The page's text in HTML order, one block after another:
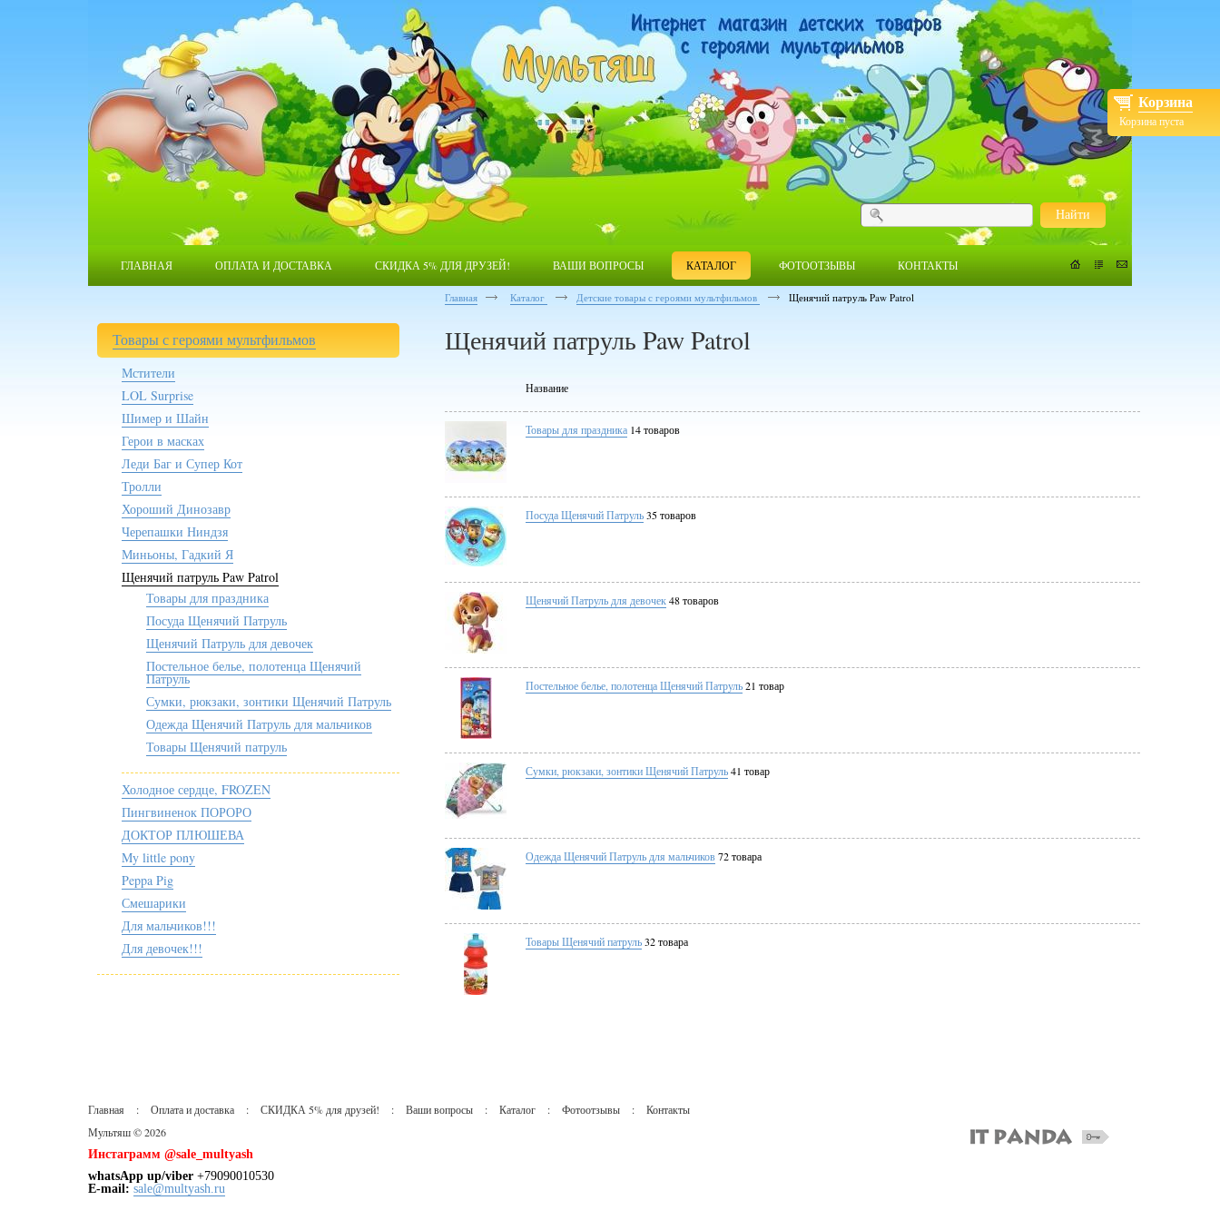
Найти
ГЛАВНАЯ ОПЛАТА И ДОСТАВКА СКИДКА 5% ДЛЯ ДРУЗЕЙ! ВАШИ ВОПРОСЫ КАТАЛОГ ФОТООТЗЫВЫ КОНТАКТЫ
Корзина
Корзина пуста
Товары с героями мультфильмов
Мстители
LOL Surprise
Шимер и Шайн
Герои в масках
Леди Баг и Супер Кот
Тролли
Хороший Динозавр
Черепашки Ниндзя
Миньоны, Гадкий Я
Щенячий патруль Paw Patrol
Товары для праздника
Посуда Щенячий Патруль
Щенячий Патруль для девочек
Постельное белье, полотенца Щенячий
Патруль
Сумки, рюкзаки, зонтики Щенячий Патруль
Одежда Щенячий Патруль для мальчиков
Товары Щенячий патруль
Холодное сердце, FROZEN
Пингвиненок ПОРОРО
ДОКТОР ПЛЮШЕВА
My little pony
Peppa Pig
Смешарики
Для мальчиков!!!
Для девочек!!!
Главная Каталог Детские товары с героями мультфильмов Щенячий патруль Paw Patrol
Щенячий патруль Paw Patrol
Название
Товары для праздника 14 товаров
Посуда Щенячий Патруль35 товаров
Щенячий Патруль для девочек48 товаров
Постельное белье, полотенца Щенячий Патруль21 товар
Сумки, рюкзаки, зонтики Щенячий Патруль41 товар
Одежда Щенячий Патруль для мальчиков72 товара
Товары Щенячий патруль32 товара
Главная : Оплата и доставка : СКИДКА 5% для друзей! : Ваши вопросы : Каталог : Фотоотзывы :
Контакты
Мультяш © 2026
Инстаграмм @sale_multyash
whatsApp up/viber +79090010530
Е-mail: sale@multyash.ru